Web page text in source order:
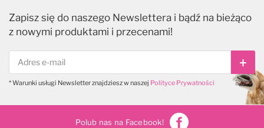
Zapisz się do naszego Newslettera i bądź na bieżąco
z nowymi produktami i przecenami!
* Warunki usługi Newsletter znajdziesz w naszej Polityce Prywatności
Polub nas na Facebook!